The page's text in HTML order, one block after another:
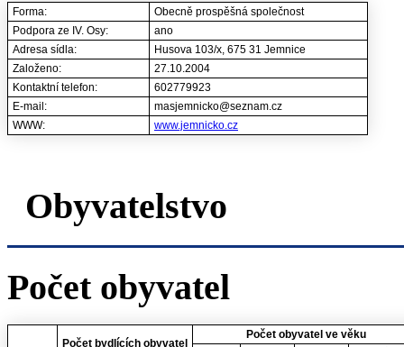
Forma:
Obecně prospěšná společnost
Podpora ze IV. Osy:
ano
Adresa sídla:
Husova 103/x, 675 31 Jemnice
Založeno:
27.10.2004
Kontaktní telefon:
602779923
E-mail:
masjemnicko@seznam.cz
WWW:
www.jemnicko.cz
Obyvatelstvo
Počet obyvatel
Počet bydlících obyvatel
Počet obyvatel ve věku